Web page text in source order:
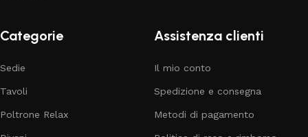
Categorie
Sedie
Tavoli
Poltrone Relax
Assistenza clienti
Il mio conto
Spedizione e consegna
Metodi di pagamento